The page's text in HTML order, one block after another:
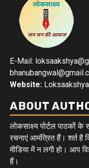
E-Mail:
Website:
ABOUT
लोकसाक्ष्य पोर्टल पाठकों
रचनाएं आमंत्रित हैं। शर्त है
मीडिया में न लगी हो। आप
हैं।